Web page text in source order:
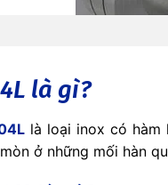
là gì?
là loại inox có hàm
ở những mối hàn